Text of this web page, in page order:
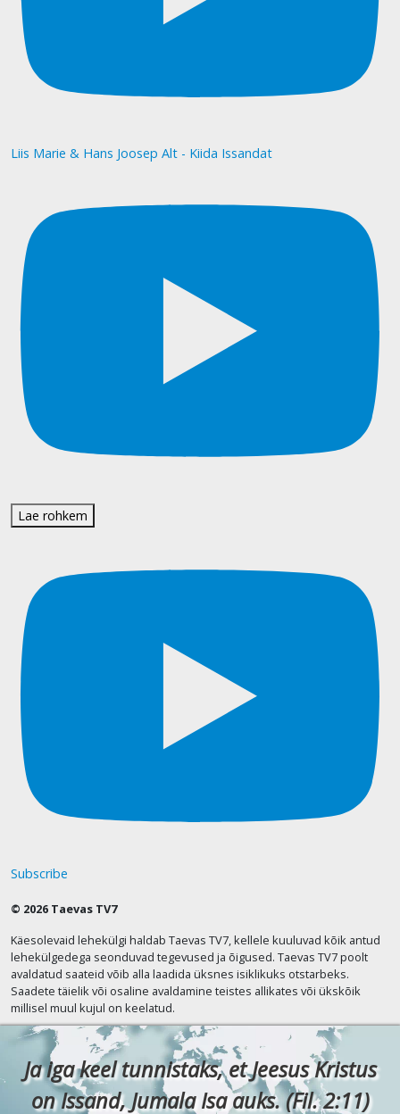
Liis Marie & Hans Joosep Alt - Kiida Issandat
Lae rohkem
Subscribe
© 2026 Taevas TV7
Käesolevaid lehekülgi haldab Taevas TV7, kellele kuuluvad kõik antud
lehekülgedega seonduvad tegevused ja õigused. Taevas TV7 poolt
avaldatud saateid võib alla laadida üksnes isiklikuks otstarbeks.
Saadete täielik või osaline avaldamine teistes allikates või ükskõik
millisel muul kujul on keelatud.
Ja iga keel tunnistaks, et Jeesus Kristus
on Issand, Jumala Isa auks. (Fil. 2:11)